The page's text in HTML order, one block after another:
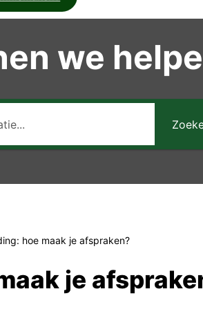
we
hoe maak je afspraken?
je